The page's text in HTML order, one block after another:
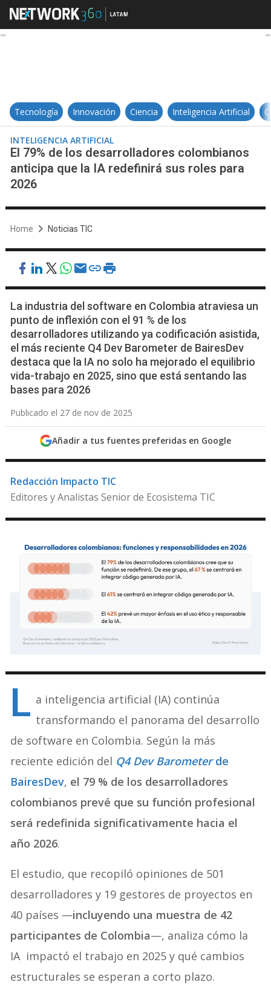
El 79% de los desarrolladores
Tecnología Innovación Ciencia Inteligencia Artificial
INTELIGENCIA ARTIFICIAL
El 79% de los desarrolladores colombianos
anticipa que la IA redefinirá sus roles para
2026
Home Noticias TIC
La industria del software en Colombia atraviesa un
punto de inflexión con el 91 % de los
desarrolladores utilizando ya codificación asistida,
el más reciente Q4 Dev Barometer de BairesDev
destaca que la IA no solo ha mejorado el equilibrio
vida-trabajo en 2025, sino que está sentando las
bases para 2026
Publicado el 27 de nov de 2025
Añadir a tus fuentes preferidas en Google
Redacción Impacto TIC
Editores y Analistas Senior de Ecosistema TIC
L a inteligencia artificial (IA) continúa
transformando el panorama del desarrollo
de software en Colombia. Según la más
reciente edición del Q4 Dev Barometerde
BairesDev, el 79 % de los desarrolladores
colombianos prevé que su función profesional
será redefinida significativamente hacia el
año 2026.
El estudio, que recopiló opiniones de 501
desarrolladores y 19 gestores de proyectos en
40 países —incluyendo una muestra de 42
participantes de Colombia—, analiza cómo la
IA impactó el trabajo en 2025 y qué cambios
estructurales se esperan a corto plazo.